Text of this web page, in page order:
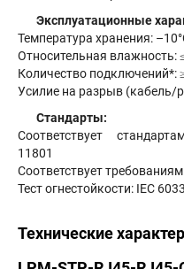
Эксплуатационные
Температура хранения:
Относительная влажность:
Количество подключений*:
Усилие на разрыв (кабель/
Стандарты:
Соответствует
11801
Соответствует
Тест огнестойкости: IEC
Технические